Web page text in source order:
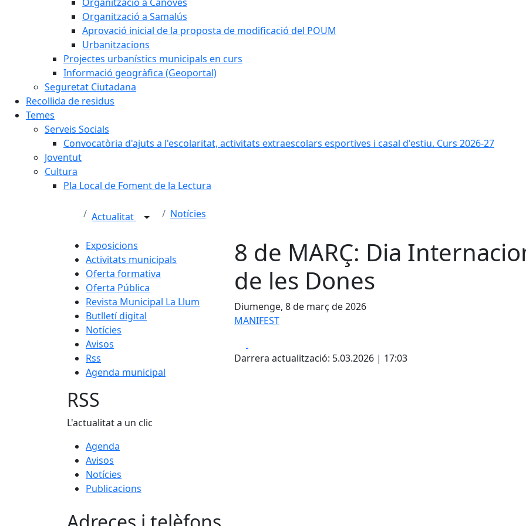
Organització a Samalús
Aprovació inicial de la proposta de modificació del POUM
Urbanitzacions
Projectes urbanístics municipals en curs
Informació geogràfica (Geoportal)
Seguretat Ciutadana
Recollida de residus
Temes
Serveis Socials
Convocatòria d'ajuts a l'escolaritat, activitats extraescolars esportives i casal d'estiu. Curs 2026-27
Joventut
Cultura
Pla Local de Foment de la Lectura
Actualitat Notícies
Exposicions
Activitats municipals
Oferta formativa
Oferta Pública
Revista Municipal La Llum
Butlletí digital
Notícies
Avisos
Rss
Agenda municipal
8 de MARÇ: Dia
de les Dones
Diumenge, 8 de març de 2026
MANIFEST
Darrera actualització: 5.03.2026 | 17:03
RSS
L'actualitat a un clic
Agenda
Avisos
Notícies
Publicacions